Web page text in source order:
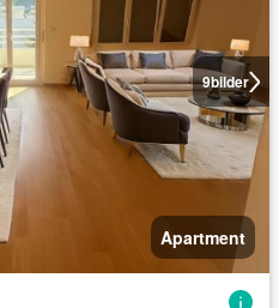
9bilder
Apartment